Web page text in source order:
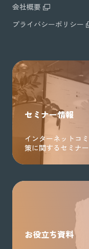
会社概要
プライバシーポリシー
セミナー情報
インターネットコ
策に関するセミナ
お役立ち資料